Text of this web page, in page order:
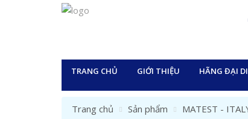
TRANG CHỦ GIỚI THIỆU HÃNG ĐẠI
Trang chủ Sản phẩm MATEST -